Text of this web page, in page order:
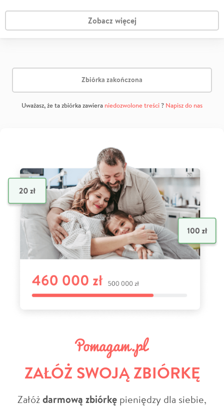
Zobacz więcej
Zbiórka zakończona
Uważasz, że ta zbiórka zawiera niedozwolone treści? Napisz do nas
ZAŁÓŻ SWOJĄ ZBIÓRKĘ
Załóżdarmową zbiórkę pieniędzy dla siebie,